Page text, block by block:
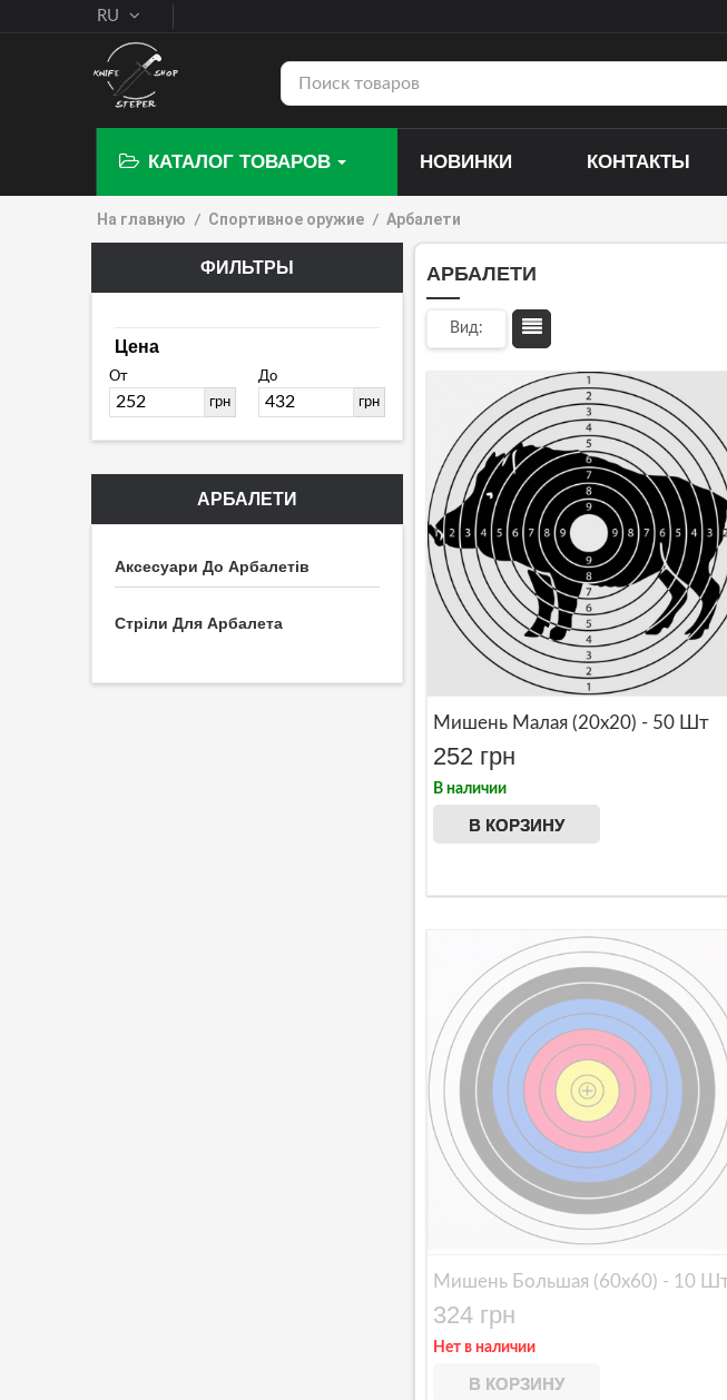
RU
КАТАЛОГ ТОВАРОВ
Выкидные ножи
Ножи-бабочки
Керамбиты
Тычковые ножи
Метательные ножи
Сюрикены
Многофункциональный
НОВИНКИ КОНТАКТЫ
На главную Спортивное оружие Арбалети
ФИЛЬТРЫ
Цена
От
грн
До
грн
АРБАЛЕТИ
Аксесуари До Арбалетів
Стріли Для Арбалета
АРБАЛЕТИ
Вид:
Мишень Малая (20x20) - 50 Шт
252 грн
В наличии
В КОРЗИНУ
Мишень Большая (60x60) - 10
324 грн
Нет в наличии
В КОРЗИНУ